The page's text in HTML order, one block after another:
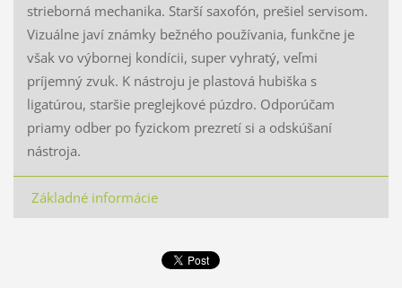
strieborná mechanika. Starší saxofón, prešiel servisom.
Vizuálne javí známky bežného používania, funkčne je
však vo výbornej kondícii, super vyhratý, veľmi
príjemný zvuk. K nástroju je plastová hubiška s
ligatúrou, staršie preglejkové púzdro. Odporúčam
priamy odber po fyzickom prezretí si a odskúšaní
nástroja.
Základné informácie